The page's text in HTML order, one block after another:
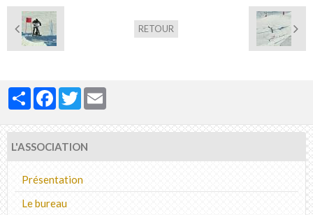
RETOUR
PartagerFacebook
Twitter
L'ASSOCIATION
Présentation
Le bureau